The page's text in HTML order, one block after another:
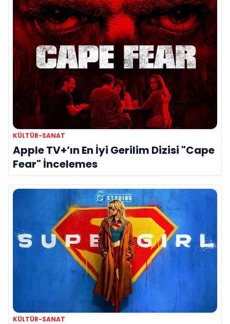
KÜLTÜR-SANAT
Apple TV+’ın En İyi Gerilim Dizisi "Cape
Fear" İncelemes
KÜLTÜR-SANAT